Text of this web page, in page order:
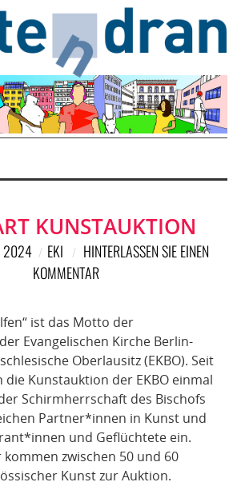
KUNSTAUKTION
2024 EKI
HINTERLASSEN SIE EINEN
KOMMENTAR
ist das Motto der
Evangelischen Kirche Berlin-
Oberlausitz (EKBO). Seit
die Kunstauktion der EKBO einmal
Schirmherrschaft des Bischofs
Partner*innen in Kunst und
und Geflüchtete ein.
kommen zwischen 50 und 60
Kunst zur Auktion.